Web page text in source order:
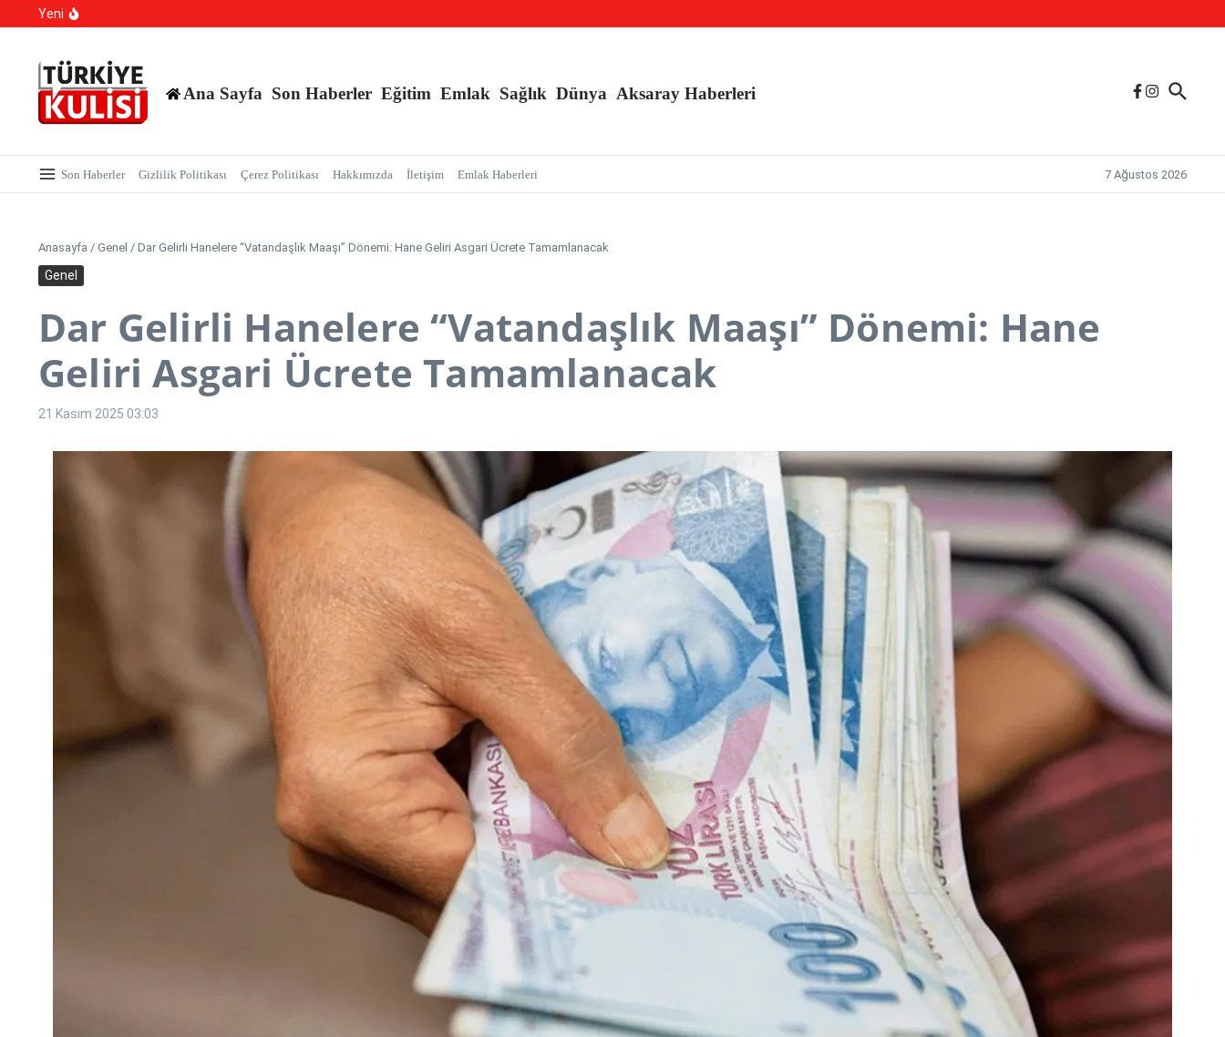
İçeriğe atla
Yeni
700 Bin Liralık Oyunu Dikkatiyle Bozdu: Ekspertiz ‘Sazan Sarmalı’ Tuzağını İfşa Etti
Ana Sayfa Son Haberler Eğitim Emlak Sağlık Dünya Aksaray Haberleri
Son Haberler Gizlilik Politikası Çerez Politikası Hakkımızda İletişim Emlak Haberleri 7 Ağustos 2026
Anasayfa / Genel / Dar Gelirli Hanelere “Vatandaşlık Maaşı” Dönemi: Hane Geliri Asgari Ücrete Tamamlanacak
Genel
Dar Gelirli Hanelere “Vatandaşlık Maaşı” Dönemi: Hane
Geliri Asgari Ücrete Tamamlanacak
21 Kasım 2025 03:03